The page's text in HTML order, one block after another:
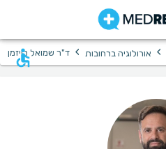
› אורולוגיה ברחובות › ד"ר שמואל רויזמן